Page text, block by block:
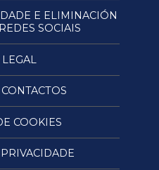
E ELIMINACIÓN
SOCIAIS
COOKIES